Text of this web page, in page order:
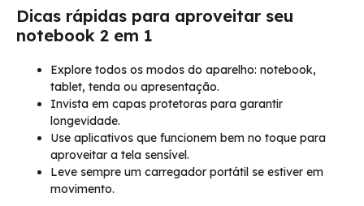
Dicas rápidas para aproveitar seu
notebook 2 em 1
Explore todos os modos do aparelho: notebook,
tablet, tenda ou apresentação.
Invista em capas protetoras para garantir
longevidade.
Use aplicativos que funcionem bem no toque para
aproveitar a tela sensível.
Leve sempre um carregador portátil se estiver em
movimento.